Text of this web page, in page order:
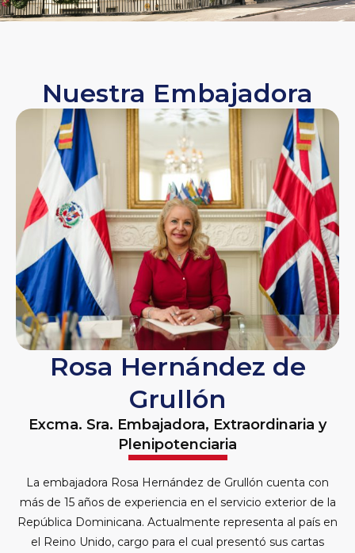
Nuestra Embajadora
Rosa Hernández de
Grullón
Excma. Sra. Embajadora, Extraordinaria y
Plenipotenciaria
La embajadora Rosa Hernández de Grullón cuenta con
más de 15 años de experiencia en el servicio exterior de la
República Dominicana. Actualmente representa al país en
el Reino Unido, cargo para el cual presentó sus cartas